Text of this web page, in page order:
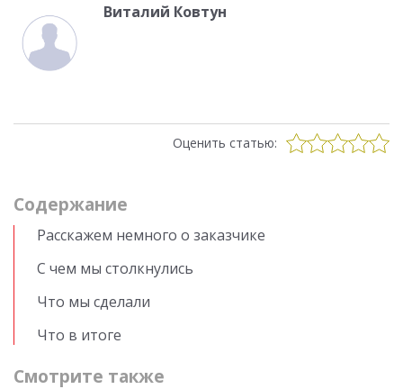
Виталий Ковтун
Оценить статью:
Cодержание
Расскажем немного о заказчике
С чем мы столкнулись
Что мы сделали
Что в итоге
Смотрите также